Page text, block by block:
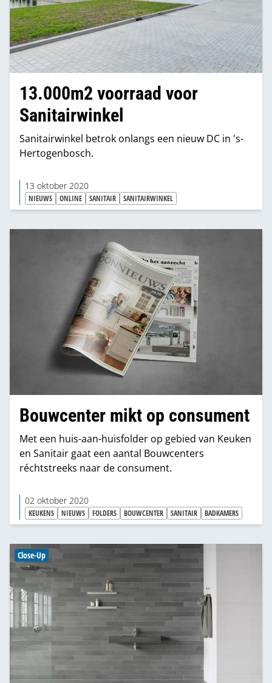
13.000m2 voorraad voor
Sanitairwinkel
Sanitairwinkel betrok onlangs een nieuw DC in 's-
Hertogenbosch.
13 oktober 2020
NIEUWS ONLINE SANITAIR SANITAIRWINKEL
Bouwcenter mikt op consument
Met een huis-aan-huisfolder op gebied van Keuken
en Sanitair gaat een aantal Bouwcenters
réchtstreeks naar de consument.
02 oktober 2020
KEUKENS NIEUWS FOLDERS BOUWCENTER SANITAIR BADKAMERS
Close-Up